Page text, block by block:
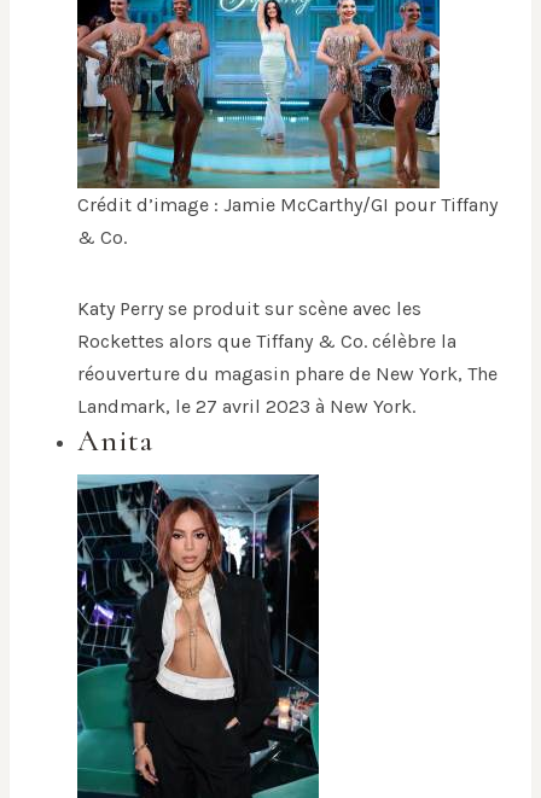
Crédit d’image : Jamie McCarthy/GI pour Tiffany
& Co.
Katy Perry se produit sur scène avec les
Rockettes alors que Tiffany & Co. célèbre la
réouverture du magasin phare de New York, The
Landmark, le 27 avril 2023 à New York.
Anita